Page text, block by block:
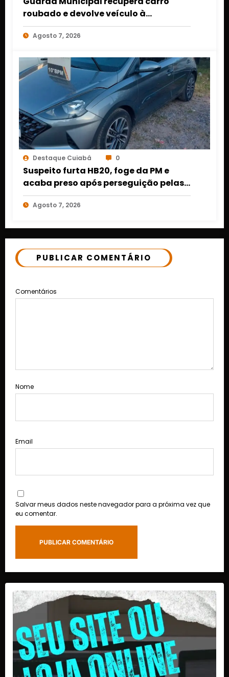
roubado e devolve veículo à
proprietária em Várzea Grande
Agosto 7, 2026
Destaque Cuiabá 0
Suspeito furta HB20, foge da PM e
acaba preso após perseguição pelas
ruas de Cuiabá
Agosto 7, 2026
PUBLICAR COMENTÁRIO
Comentários
Nome
Email
Salvar meus dados neste navegador para a próxima vez que
eu comentar.